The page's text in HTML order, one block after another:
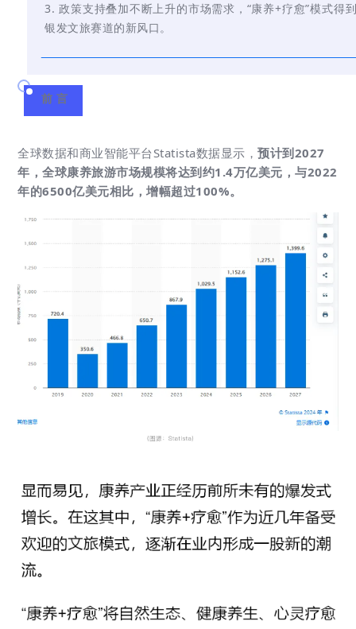
3. 政策支持叠加不断上升的市场需求，“康养+疗愈”模式得
银发文旅赛道的新风口。
前言
全球数据和商业智能平台Statista数据显示，预计到2027
年，全球康养旅游市场规模将达到约1.4万亿美元，与2022
年的6500亿美元相比，增幅超过100%。